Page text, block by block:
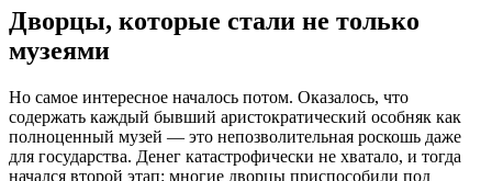
Дворцы, которые стали не только
музеями
Но самое интересное началось потом. Оказалось, что
содержать каждый бывший аристократический особняк как
полноценный музей — это непозволительная роскошь даже
для государства. Денег катастрофически не хватало, и тогда
начался второй этап: многие дворцы приспособили под